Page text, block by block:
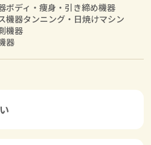
ボディ・痩身・引き締め機器
機器タンニング・日焼けマシン
機器
器